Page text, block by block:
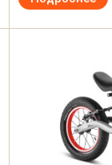
Рекомендуемый